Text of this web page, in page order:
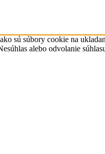
sú súbory cookie na
alebo odvolanie